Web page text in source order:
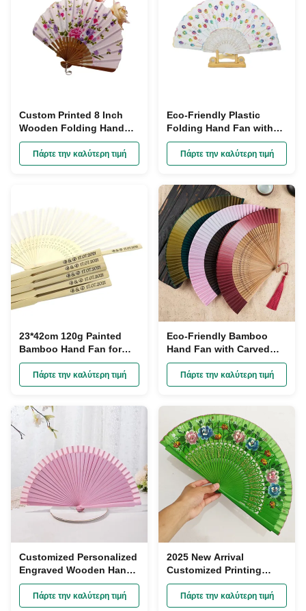
Custom Printed 8 Inch
Wooden Folding Hand
Fan for Weddings and
Promotional Events
Πάρτε την καλύτερη τιμή
Eco-Friendly Plastic
Folding Hand Fan with
ROMANCE Style for
Promotional Activities in
21cm/23cm/26.5cm/33cm
Πάρτε την καλύτερη τιμή
23*42cm 120g Painted
Bamboo Hand Fan for
Home Decoration and
Wedding Gift
Πάρτε την καλύτερη τιμή
Eco-Friendly Bamboo
Hand Fan with Carved
Technique and Pantone
Color for Wedding
Decoration
Πάρτε την καλύτερη τιμή
Customized Personalized
Engraved Wooden Hand
Fan Eco-Friendly Folding
Fan for Weddings and
Πάρτε την καλύτερη τιμή
2025 New Arrival
Customized Printing
Bamboo Hand Fan with
Pantone Color and
Πάρτε την καλύτερη τιμή